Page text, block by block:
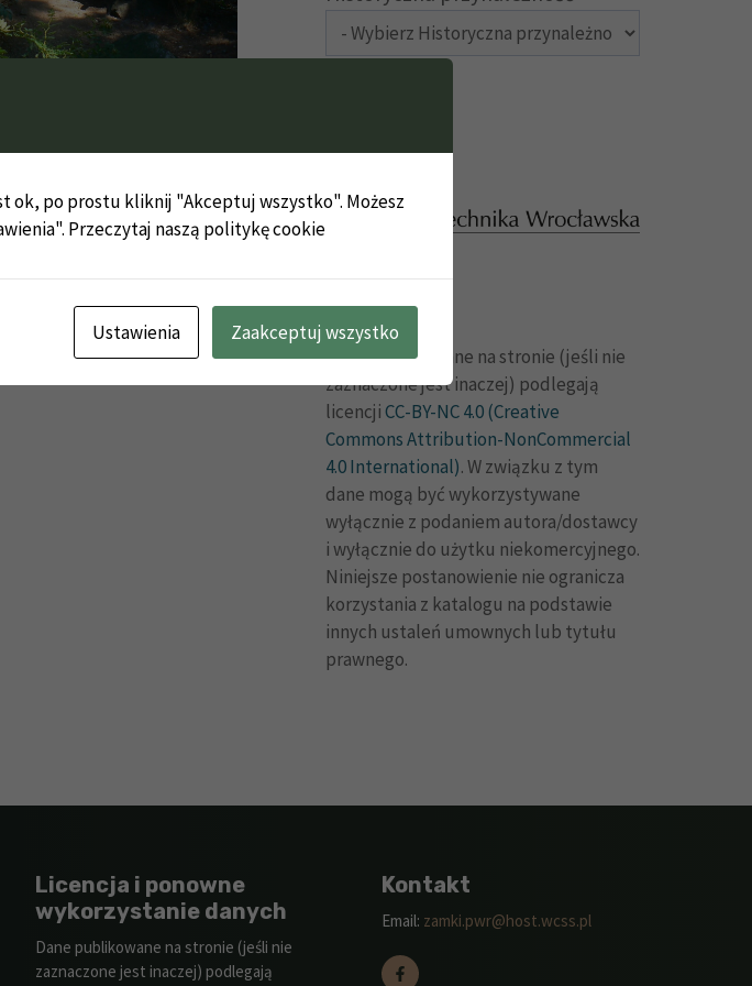
księstwa świdnicko-
szczytem Góry Krzyżnej,
relikty murów, fosy i
o ograniczonych
Dane publikowane na stronie (jeśli nie
zaznaczone jest inaczej) podlegają
licencjiCC-BY-NC 4.0 (Creative
Commons Attribution-NonCommercial
4.0 International). W związku z tym
dane mogą być wykorzystywane
wyłącznie z podaniem autora/dostawcy
i wyłącznie do użytku niekomercyjnego.
Niniejsze postanowienie nie ogranicza
korzystania z katalogu na podstawie
innych ustaleń umownych lub tytułu
prawnego.
Licencja i ponowne
wykorzystanie danych
Dane publikowane na stronie (jeśli nie
zaznaczone jest inaczej) podlegają
Kontakt
Email: zamki.pwr@host.wcss.pl
ok, po prostu kliknij "Akceptuj wszystko". Możesz
Przeczytaj naszą politykę cookie
Ustawienia Zaakceptuj wszystko